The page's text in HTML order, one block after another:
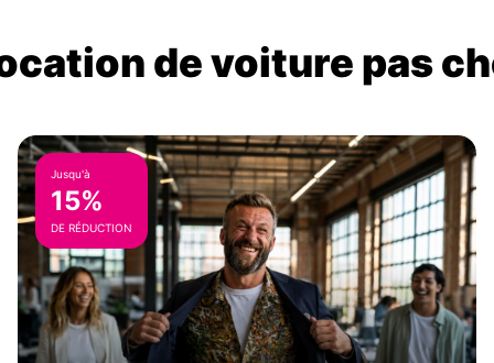
de voiture pas
Jusqu'à
15%
DE RÉDUCTION